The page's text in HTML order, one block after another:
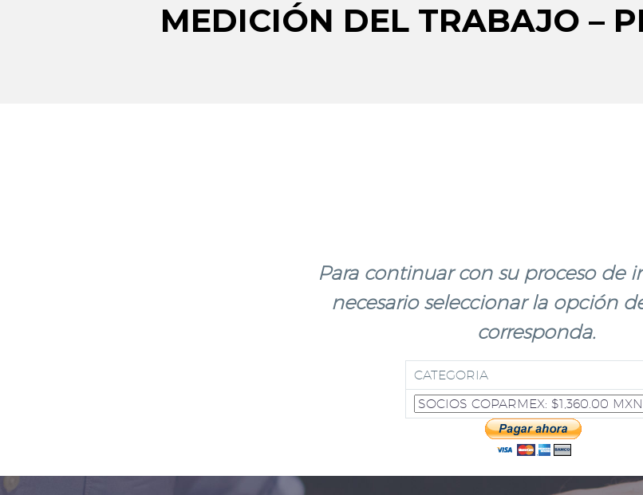
MEDICIÓN DEL TRABAJO –
Para continuar con su proceso de
necesario seleccionar la opción
corresponda.
CATEGORIA